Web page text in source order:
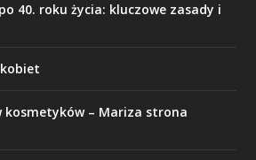
40. roku życia: kluczowe zasady i
kosmetyków – Mariza strona